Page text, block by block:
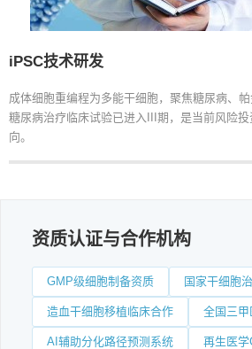
iPSC技术研发
成体细胞重编程为多能干细胞，聚焦糖尿病、帕
糖尿病治疗临床试验已进入III期，是当前风险
向。
资质认证与合作机构
GMP级细胞制备资质 国家干细胞
造血干细胞移植临床合作 全国三
AI辅助分化路径预测系统 再生医学